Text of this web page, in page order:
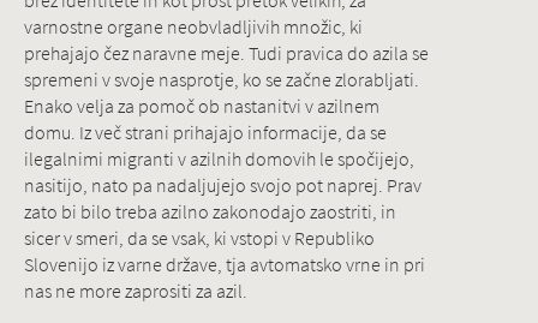
varnostne organe neobvladljivih množic, ki
prehajajo čez naravne meje. Tudi pravica do azila se
spremeni v svoje nasprotje, ko se začne zlorabljati.
Enako velja za pomoč ob nastanitvi v azilnem
domu. Iz več strani prihajajo informacije, da se
ilegalnimi migranti v azilnih domovih le spočijejo,
nasitijo, nato pa nadaljujejo svojo pot naprej. Prav
zato bi bilo treba azilno zakonodajo zaostriti, in
sicer v smeri, da se vsak, ki vstopi v Republiko
Slovenijo iz varne države, tja avtomatsko vrne in pri
nas ne more zaprositi za azil.